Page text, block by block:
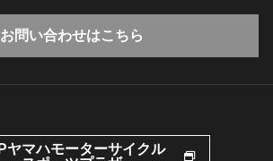
お問い合わせはこちら
ヤマハモーターサイクル